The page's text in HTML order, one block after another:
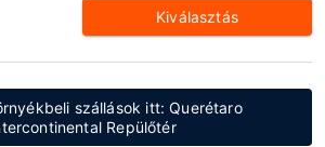
Kiválasztás
szállások itt: Querétaro
Repülőtér